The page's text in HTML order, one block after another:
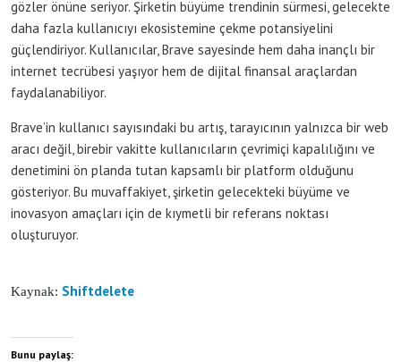
gözler önüne seriyor. Şirketin büyüme trendinin sürmesi, gelecekte
daha fazla kullanıcıyı ekosistemine çekme potansiyelini
güçlendiriyor. Kullanıcılar, Brave sayesinde hem daha inançlı bir
internet tecrübesi yaşıyor hem de dijital finansal araçlardan
faydalanabiliyor.
Brave’in kullanıcı sayısındaki bu artış, tarayıcının yalnızca bir web
aracı değil, birebir vakitte kullanıcıların çevrimiçi kapalılığını ve
denetimini ön planda tutan kapsamlı bir platform olduğunu
gösteriyor. Bu muvaffakiyet, şirketin gelecekteki büyüme ve
inovasyon amaçları için de kıymetli bir referans noktası
oluşturuyor.
Kaynak: Shiftdelete
Bunu paylaş: